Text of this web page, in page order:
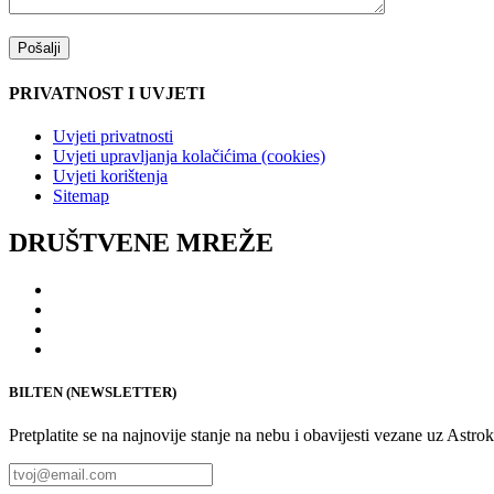
PRIVATNOST I UVJETI
Uvjeti privatnosti
Uvjeti upravljanja kolačićima (cookies)
Uvjeti korištenja
Sitemap
DRUŠTVENE MREŽE
BILTEN (NEWSLETTER)
Pretplatite se na najnovije stanje na nebu i obavijesti vezane uz